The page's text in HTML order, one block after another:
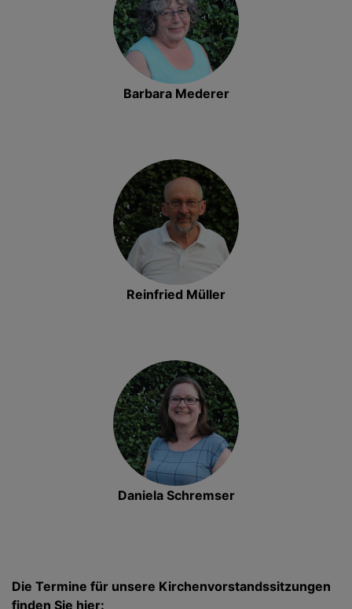
Barbara Mederer
Reinfried Müller
Daniela Schremser
Die Termine für unsere Kirchenvorstandssitzungen
finden Sie hier: